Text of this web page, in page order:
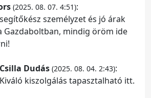
(2025. 08. 07. 4:51):
személyzet és jó árak
Gazdaboltban, mindig öröm ide
Csilla Dudás (2025. 08. 04. 2:43):
Kiváló kiszolgálás tapasztalható itt.